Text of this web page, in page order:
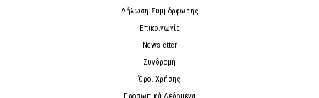
Δήλωση Συμμόρφωσης
Επικοινωνία
Newsletter
Συνδρομή
Όροι Χρήσης